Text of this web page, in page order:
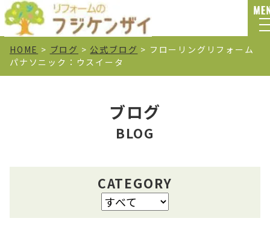
HOME > ブログ > 公式ブログ > フローリングリフォーム
パナソニック：ウスイータ
ブログ
BLOG
CATEGORY